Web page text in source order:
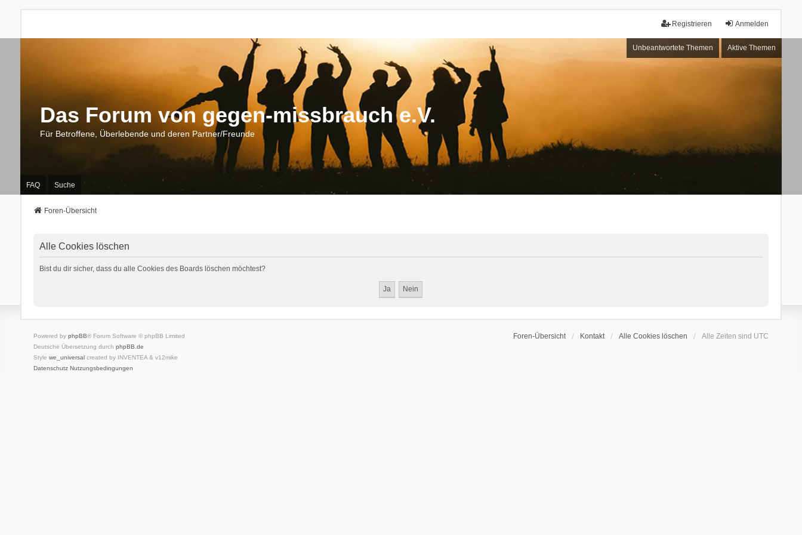
Anmelden
Registrieren
Unbeantwortete Themen Aktive Themen
Das Forum von gegen-missbrauch e.V.
Für Betroffene, Überlebende und deren Partner/Freunde
FAQ Suche
Foren-Übersicht
Alle Cookies löschen
Bist du dir sicher, dass du alle Cookies des Boards löschen möchtest?
Foren-Übersicht Kontakt Alle Cookies löschen Alle Zeiten sind UTC
Powered by phpBB® Forum Software © phpBB Limited
Deutsche Übersetzung durch phpBB.de
Style we_universalcreated by INVENTEA & v12mike
Datenschutz Nutzungsbedingungen